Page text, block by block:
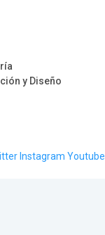
y Diseño
Instagram Youtube